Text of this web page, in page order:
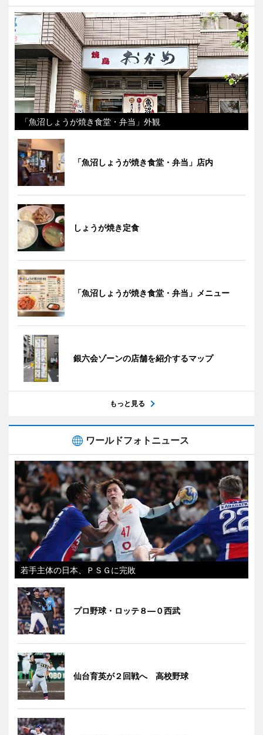
「魚沼しょうが焼き食堂・弁当」外観
「魚沼しょうが焼き食堂・弁当」店内
しょうが焼き定食
「魚沼しょうが焼き食堂・弁当」メニュー
銀六会ゾーンの店舗を紹介するマップ
もっと見る
ワールドフォトニュース
若手主体の日本、ＰＳＧに完敗
プロ野球・ロッテ８―０西武
仙台育英が２回戦へ 高校野球